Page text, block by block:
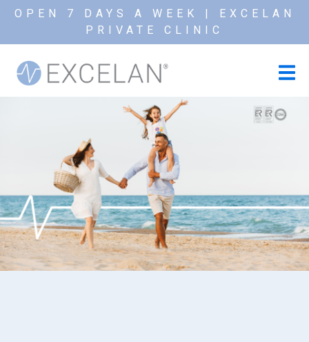
OPEN 7 DAYS A WEEK | EXCELAN
PRIVATE CLINIC